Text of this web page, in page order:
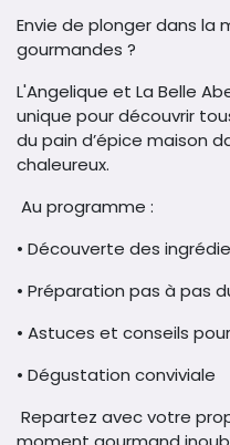
Envie de plonger dans la
gourmandes ?
L'Angelique et La Belle
unique pour découvrir
du pain d’épice maison
chaleureux.
Au programme :
• Découverte des
• Préparation pas à pas
• Astuces et conseils
• Dégustation conviviale
Repartez avec votre